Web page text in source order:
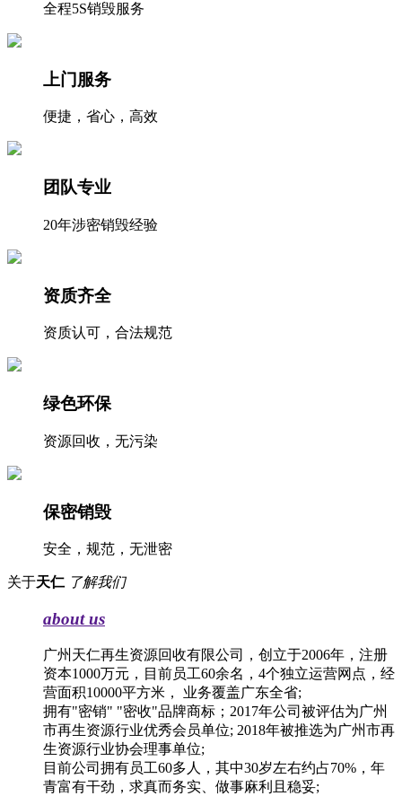
全程5S销毁服务
上门服务
便捷，省心，高效
团队专业
20年涉密销毁经验
资质齐全
资质认可，合法规范
绿色环保
资源回收，无污染
保密销毁
安全，规范，无泄密
关于天仁 了解我们
about us
广州天仁再生资源回收有限公司，创立于2006年，注册
资本1000万元，目前员工60余名，4个独立运营网点，经
营面积10000平方米， 业务覆盖广东全省;
拥有"密销" "密收"品牌商标；2017年公司被评估为广州
市再生资源行业优秀会员单位; 2018年被推选为广州市再
生资源行业协会理事单位;
目前公司拥有员工60多人，其中30岁左右约占70%，年
青富有干劲，求真而务实、做事麻利且稳妥;